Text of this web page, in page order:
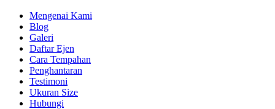
Mengenai Kami
Blog
Galeri
Daftar Ejen
Cara Tempahan
Penghantaran
Testimoni
Ukuran Size
Hubungi